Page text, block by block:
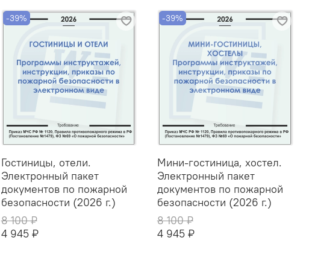
-39%
Гостиницы, отели.
Электронный пакет
документов по пожарной
безопасности (2026 г.)
8 100 ₽
4 945 ₽
-39%
Мини-гостиница, хостел.
Электронный пакет
документов по пожарной
безопасности (2026 г.)
8 100 ₽
4 945 ₽